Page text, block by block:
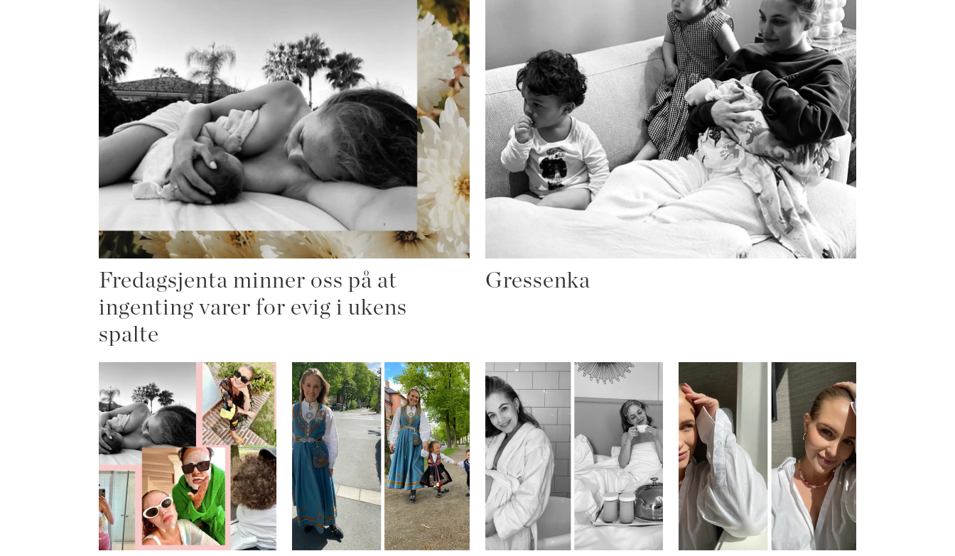
Fredagsjenta minner oss på at
ingenting varer for evig i ukens
spalte
Gressenka